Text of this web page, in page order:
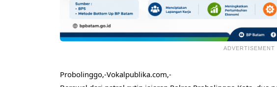
ADVERTISEMENT
Probolinggo,-Vokalpublika.com,-